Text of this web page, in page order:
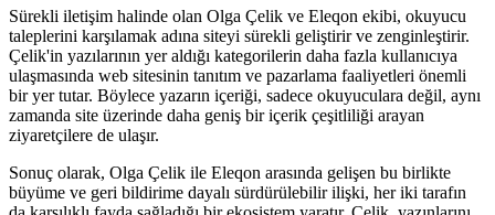
Sürekli iletişim halinde olan Olga Çelik ve Eleqon ekibi, okuyucu
taleplerini karşılamak adına siteyi sürekli geliştirir ve zenginleştirir.
Çelik'in yazılarının yer aldığı kategorilerin daha fazla kullanıcıya
ulaşmasında web sitesinin tanıtım ve pazarlama faaliyetleri önemli
bir yer tutar. Böylece yazarın içeriği, sadece okuyuculara değil, aynı
zamanda site üzerinde daha geniş bir içerik çeşitliliği arayan
ziyaretçilere de ulaşır.
Sonuç olarak, Olga Çelik ile Eleqon arasında gelişen bu birlikte
büyüme ve geri bildirime dayalı sürdürülebilir ilişki, her iki tarafın